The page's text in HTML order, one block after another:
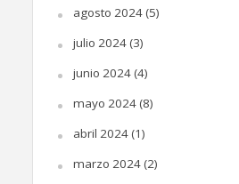
agosto 2024(5)
julio 2024(3)
junio 2024(4)
mayo 2024(8)
abril 2024(1)
marzo 2024(2)